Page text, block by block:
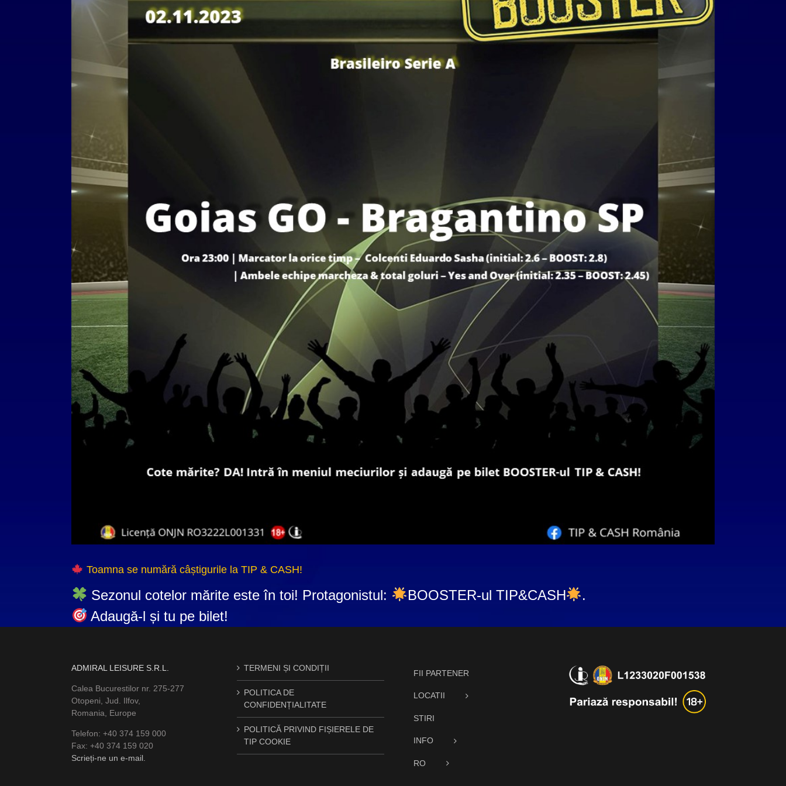
Toamna se numără câștigurile la TIP & CASH!
Sezonul cotelor mărite este în toi! Protagonistul: BOOSTER-ul TIP&CASH
.
Adaugă-l și tu pe bilet!
ADMIRAL LEISURE S.R.L.
Calea Bucurestilor nr. 275-277
Otopeni, Jud. Ilfov,
Romania, Europe
Telefon: +40 374 159 000
Fax: +40 374 159 020
Scrieți-ne un e-mail.
TERMENI ȘI CONDIȚII
POLITICA DE
CONFIDENȚIALITATE
POLITICĂ PRIVIND FIȘIERELE DE
TIP COOKIE
FII PARTENER
LOCATII
STIRI
INFO
RO